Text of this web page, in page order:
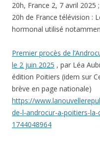
20h, France 2, 7 avril
20h de France télévision :
hormonal utilisé
Premier procès de
le 2 juin 2025 , par Léa
édition Poitiers (idem sur
brève en page nationale)
https://
de-l-androcur-a-poitiers-
1744048964